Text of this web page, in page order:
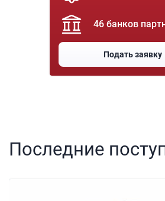
46 банков
Подать заявку
Последние